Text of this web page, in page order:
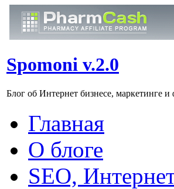
Spomoni v.2.0
Блог об Интернет бизнесе, маркетинге и
Главная
О блоге
SEO,